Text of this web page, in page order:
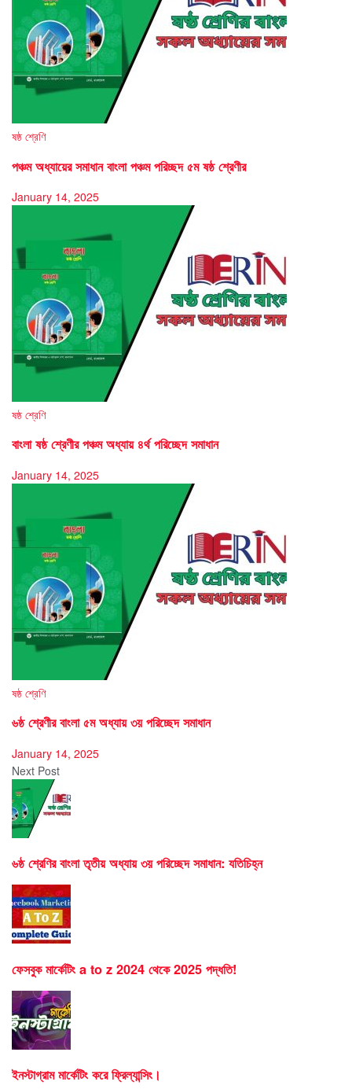
ষষ্ঠ শ্রেণি
পঞ্চম অধ্যায়ের সমাধান বাংলা পঞ্চম পরিচ্ছদ ৫ম ষষ্ঠ শ্রেণীর
January 14, 2025
ষষ্ঠ শ্রেণি
বাংলা ষষ্ঠ শ্রেণীর পঞ্চম অধ্যায় ৪র্থ পরিচ্ছেদ সমাধান
January 14, 2025
ষষ্ঠ শ্রেণি
৬ষ্ঠ শ্রেণীর বাংলা ৫ম অধ্যায় ৩য় পরিচ্ছেদ সমাধান
January 14, 2025
Next Post
৬ষ্ঠ শ্রেণির বাংলা তৃতীয় অধ্যায় ৩য় পরিচ্ছেদ সমাধান: যতিচিহ্ন
ফেসবুক মার্কেটিং a to z 2024 থেকে 2025 পদ্ধতি!
ইনস্টাগ্রাম মার্কেটিং করে ফ্রিল্যান্সিং।